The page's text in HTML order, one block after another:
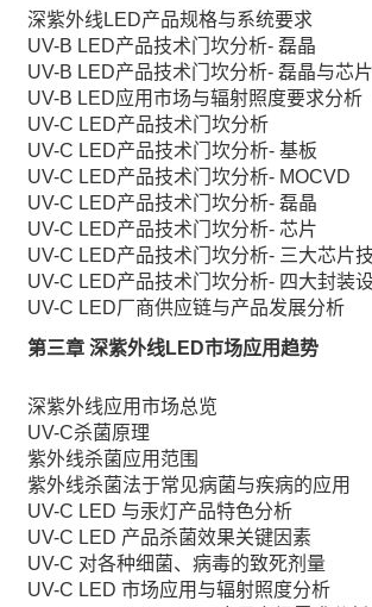
深紫外线LED产品规格与系统要求
UV-B LED产品技术门坎分析- 磊晶
UV-B LED产品技术门坎分析- 磊晶与芯片
UV-B LED应用市场与辐射照度要求分析
UV-C LED产品技术门坎分析
UV-C LED产品技术门坎分析- 基板
UV-C LED产品技术门坎分析- MOCVD
UV-C LED产品技术门坎分析- 磊晶
UV-C LED产品技术门坎分析- 芯片
UV-C LED产品技术门坎分析- 三大芯片
UV-C LED产品技术门坎分析- 四大封装
UV-C LED厂商供应链与产品发展分析
第三章 深紫外线LED市场应用趋势
深紫外线应用市场总览
UV-C杀菌原理
紫外线杀菌应用范围
紫外线杀菌法于常见病菌与疾病的应用
UV-C LED 与汞灯产品特色分析
UV-C LED 产品杀菌效果关键因素
UV-C 对各种细菌、病毒的致死剂量
UV-C LED 市场应用与辐射照度分析